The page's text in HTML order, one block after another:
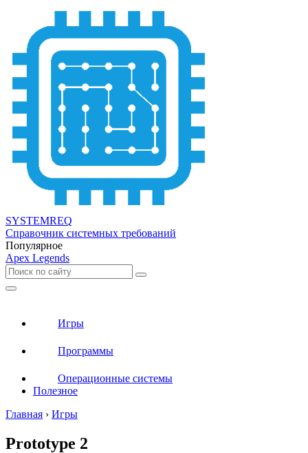
SYSTEMREQ
Справочник системных требований
Популярное
Apex Legends
Игры
Программы
Операционные системы
Полезное
Главная › Игры
Prototype 2